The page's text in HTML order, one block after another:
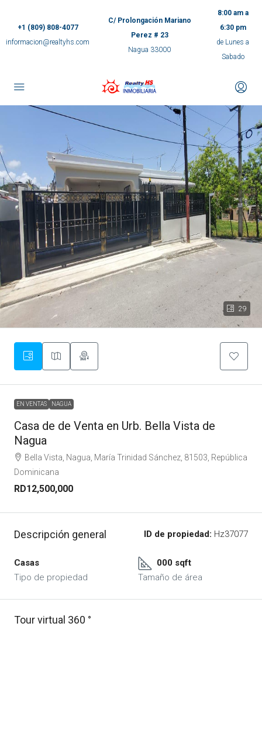
+1 (809) 808-4077
informacion@realtyhs.com
C/ Prolongación Mariano
Perez # 23
Nagua 33000
8:00 am a
6:30 pm
de Lunes a
Sabado
29
EN VENTAS NAGUA
Casa de de Venta en Urb. Bella Vista de
Nagua
Bella Vista, Nagua, María Trinidad Sánchez, 81503, República
Dominicana
RD12,500,000
Descripción general ID de propiedad: Hz37077
Casas
Tipo de propiedad
000 sqft
Tamaño de área
Tour virtual 360 °